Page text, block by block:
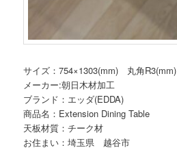
サイズ：754×1303(mm) 丸角R3(mm)
メーカー:朝日木材加工
ブランド：エッダ(EDDA)
商品名：Extension Dining Table
天板材質：チーク材
お住まい：埼玉県 越谷市